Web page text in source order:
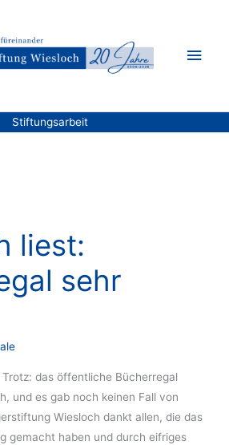
Stiftungsarbeit
liest:
sehr
das öffentliche Bücherregal
und es gab noch keinen Fall von
Wiesloch dankt allen, die das
gemacht haben und durch eifriges